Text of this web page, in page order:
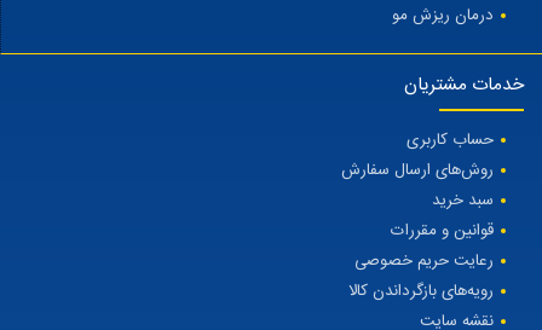
درمان ریزش مو
خدمات مشتریان
حساب کاربری
روش‌های ارسال سفارش
سبد خرید
قوانین و مقررات
رعایت حریم خصوصی
رویه‌های بازگرداندن کالا
نقشه سایت